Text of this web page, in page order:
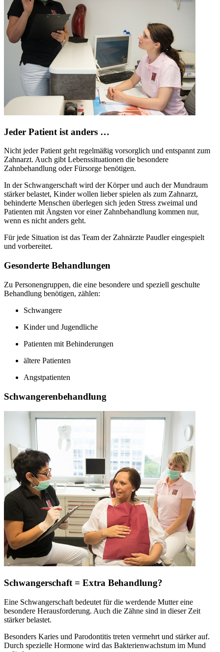
Jeder Patient ist anders …
Nicht jeder Patient geht regelmäßig vorsorglich und entspannt zum
Zahnarzt. Auch gibt Lebenssituationen die besondere
Zahnbehandlung oder Fürsorge benötigen.
In der Schwangerschaft wird der Körper und auch der Mundraum
stärker belastet, Kinder wollen lieber spielen als zum Zahnarzt,
behinderte Menschen überlegen sich jeden Stress zweimal und
Patienten mit Ängsten vor einer Zahnbehandlung kommen nur,
wenn es nicht anders geht.
Für jede Situation ist das Team der Zahnärzte Paudler eingespielt
und vorbereitet.
Gesonderte Behandlungen
Zu Personengruppen, die eine besondere und speziell geschulte
Behandlung benötigen, zählen:
Schwangere
Kinder und Jugendliche
Patienten mit Behinderungen
ältere Patienten
Angstpatienten
Schwangerenbehandlung
Schwangerschaft = Extra Behandlung?
Eine Schwangerschaft bedeutet für die werdende Mutter eine
besondere Herausforderung. Auch die Zähne sind in dieser Zeit
stärker belastet.
Besonders Karies und Parodontitis treten vermehrt und stärker auf.
Durch spezielle Hormone wird das Bakterienwachstum im Mund